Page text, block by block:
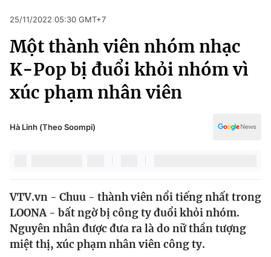
Chuyên mục
Chính trị
Xã hội
Pháp luật
Thế giới
Tin tức
Thế giới đó đây
Kinh tế
Pháp luật
Kinh tế
Thể thao
Truyền hình
Văn hóa - Giải trí
Y tế
Công nghệ
25/11/2022 05:30 GMT+7
Một thành viên nhóm nhạc
K-Pop bị đuổi khỏi nhóm vì
xúc phạm nhân viên
Hà Linh (Theo Soompi)
VTV.vn - Chuu - thành viên nổi tiếng nhất trong
LOONA - bất ngờ bị công ty đuổi khỏi nhóm.
Nguyên nhân được đưa ra là do nữ thần tượng
miệt thị, xúc phạm nhân viên công ty.